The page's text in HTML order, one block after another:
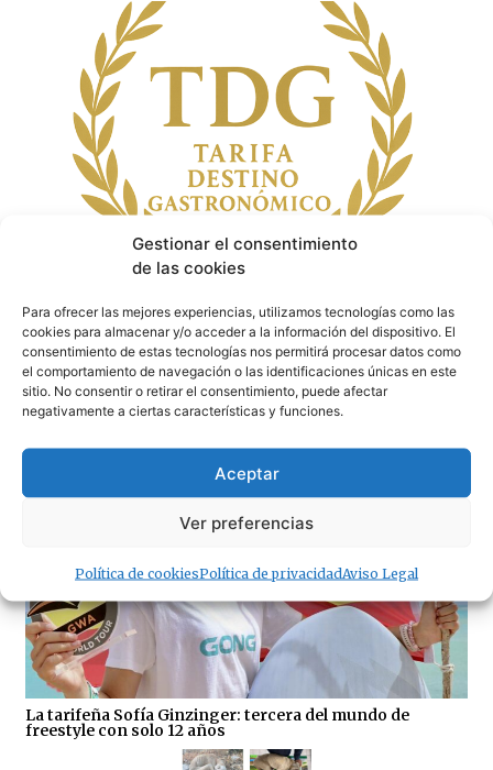
Gestionar el consentimiento
de las cookies
Para ofrecer las mejores experiencias, utilizamos tecnologías como las
cookies para almacenar y/o acceder a la información del dispositivo. El
consentimiento de estas tecnologías nos permitirá procesar datos como
el comportamiento de navegación o las identificaciones únicas en este
sitio. No consentir o retirar el consentimiento, puede afectar
negativamente a ciertas características y funciones.
Aceptar
Ver preferencias
Política de cookiesPolítica de privacidadAviso Legal
· Noticias de Hoy
La tarifeña Sofía Ginzinger: tercera del mundo de
freestyle con solo 12 años